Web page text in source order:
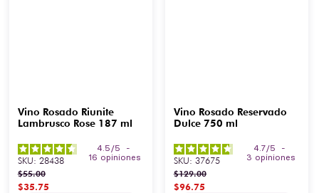
Vino Rosado Riunite
Lambrusco Rose 187 ml
4.5 /5
-
16 opiniones
SKU: 28438
$55.00
$35.75
Vino Rosado Reservado
Dulce 750 ml
4.7/5
-
3 opiniones
SKU: 37675
$129.00
$96.75